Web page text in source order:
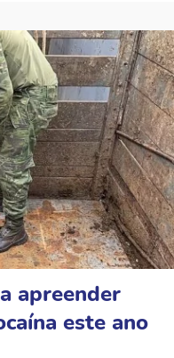
apreender
este ano